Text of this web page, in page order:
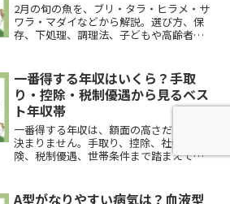
2月の旬の魚を、ブリ・タラ・ヒラメ・サ
ワラ・マダイなどから解説。選び方、保
存、下処理、調理法、子どもや高齢者へ
一番得する年収はいくら？手取
り・控除・税制優遇から見るベス
ト年収帯
一番得する年収は、額面の高さだけでは
決まりません。手取り、控除、社会保
険、税制優遇、世帯条件まで踏まえて、
理します。
A型がなりやすい病気は？血液型